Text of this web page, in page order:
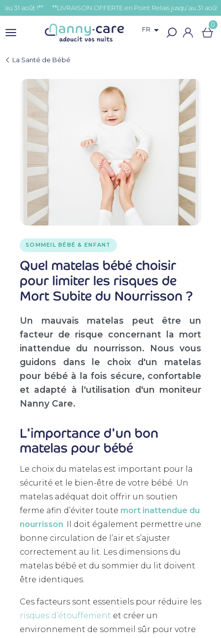
!**
FR  0
La Santé de Bébé
SOMMEIL BÉBÉ & ENFANT
Quel matelas bébé choisir
pour limiter les risques de
Mort Subite du Nourrisson ?
Un mauvais matelas peut être un
facteur de risque concernant la mort
inattendue du nourrisson. Nous vous
guidons dans le choix d'un matelas
pour bébé à la fois sécure, confortable
et adapté à l'utilisation d'un moniteur
Nanny Care.
L'importance d'un bon
matelas pour bébé
Le choix du matelas est important pour la
sécurité et le bien-être de votre bébé. Un
matelas adéquat doit offrir un soutien
ferme afin d’éviter toute mort inattendue du
nourrisson Il doit également permettre une
bonne circulation de l’air et s’ajuster
correctement au lit. Les dimensions du
matelas bébé et du sommier du lit doivent
être identiques.
Ces facteurs sont essentiels pour réduire les
risques d’étouffement et créer un
environnement de sommeil sûr pour votre